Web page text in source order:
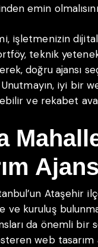
emin
işletmenizin
teknik
doğru ajansı
Unutmayın, iyi bir
ve rekabet
Ataşehir
kuruluş
da önemli
web